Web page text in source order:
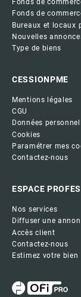
Fonds de
Fonds de
Bureaux et locaux
Nouvelles
Type de biens
CESSIONPME
Mentions légales
CGU
Données
Cookies
Paramétrer mes
Contactez-nous
ESPACE
Nos services
Diffuser une
Accès client
Contactez-nous
Estimez votre bien